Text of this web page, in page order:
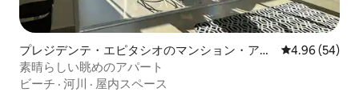
プレジデンテ・エピタシオのマンション・アパ
ート
レビュー54
4.96 (54)
素晴らしい眺めのアパート
ビーチ · 河川 · 屋内スペース